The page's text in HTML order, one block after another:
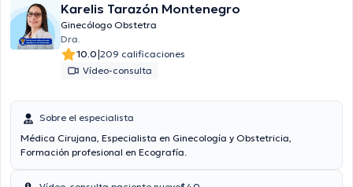
Karelis Tarazón Montenegro
Ginecólogo Obstetra
Dra.
10.0|209 calificaciones
Vídeo-consulta
Sobre el especialista
Médica Cirujana, Especialista en Ginecología y Obstetricia,
Formación profesional en Ecografía.